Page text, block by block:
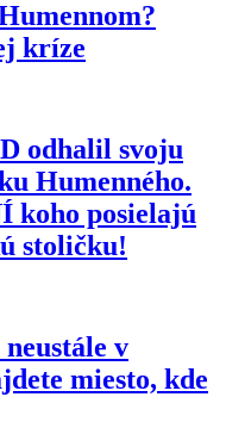
kríze
odhalil svoju
Humenného.
koho posielajú
stoličku!
v
miesto, kde